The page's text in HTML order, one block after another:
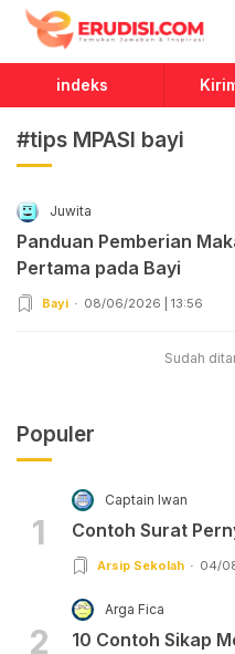
Erudisi
Temukan Jawaban dan
indeks
#tips MPASI bayi
Juwita
Panduan Pemberian
Pertama pada Bayi
Bayi 08/06/2026 | 13:56
Sudah
Populer
1
Captain Iwan
Contoh Surat
Arsip Sekolah 04/
2
Arga Fica
10 Contoh Sikap